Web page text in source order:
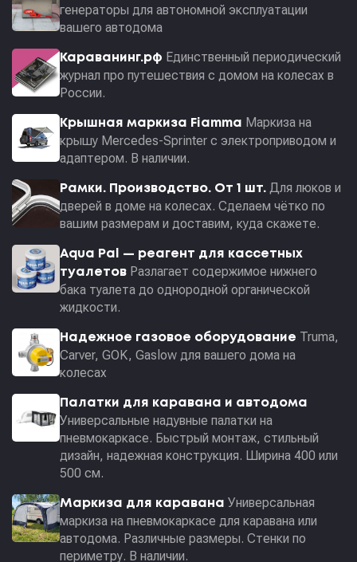
генераторы для автономной эксплуатации
вашего автодома
Караванинг.рф Единственный периодический
журнал про путешествия с домом на колесах в
России.
Крышная маркиза Fiamma Маркиза на
крышу Mercedes-Sprinter с электроприводом и
адаптером. В наличии.
Рамки. Производство. От 1 шт. Для люков и
дверей в доме на колесах. Сделаем чётко по
вашим размерам и доставим, куда скажете.
Aqua Pal — pеагент для кассетных
туалетов Разлагает содержимое нижнего
бака туалета до однородной органической
жидкости.
Надежное газовое оборудование Truma,
Carver, GOK, Gaslow для вашего дома на
колесах
Палатки для каравана и автодома
Универсальные надувные палатки на
пневмокаркасе. Быстрый монтаж, стильный
дизайн, надежная конструкция. Ширина 400 или
500 см.
Маркиза для каравана Универсальная
маркиза на пневмокаркасе для каравана или
автодома. Различные размеры. Стенки по
периметру. В наличии.